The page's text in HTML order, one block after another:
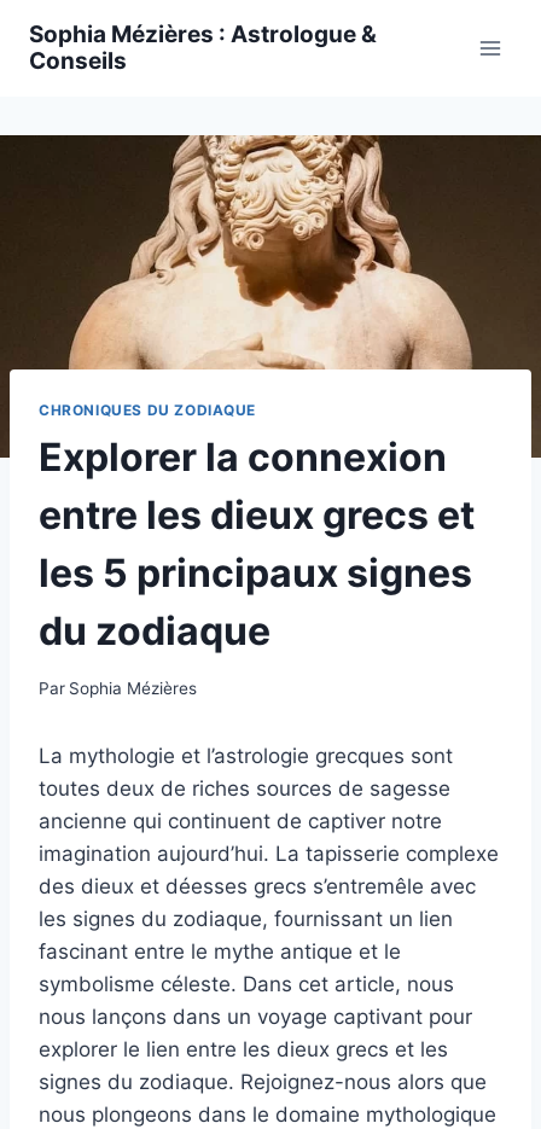
Sophia Mézières : Astrologue &
Conseils
CHRONIQUES DU ZODIAQUE
Explorer la connexion
entre les dieux grecs et
les 5 principaux signes
du zodiaque
Par Sophia Mézières
La mythologie et l’astrologie grecques sont
toutes deux de riches sources de sagesse
ancienne qui continuent de captiver notre
imagination aujourd’hui. La tapisserie complexe
des dieux et déesses grecs s’entremêle avec
les signes du zodiaque, fournissant un lien
fascinant entre le mythe antique et le
symbolisme céleste. Dans cet article, nous
nous lançons dans un voyage captivant pour
explorer le lien entre les dieux grecs et les
signes du zodiaque. Rejoignez-nous alors que
nous plongeons dans le domaine mythologique